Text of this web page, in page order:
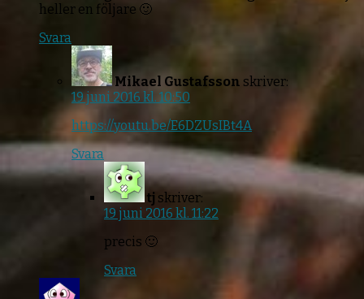
heller en följare 🙂
Svara
Mikael Gustafsson skriver:
19 juni 2016 kl. 10:50
https://youtu.be/E6DZUsIBt4A
Svara
tj skriver:
19 juni 2016 kl. 11:22
precis 🙂
Svara